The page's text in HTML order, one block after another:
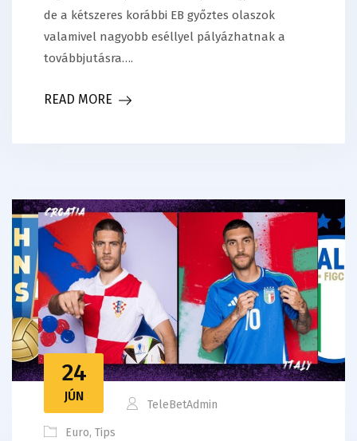
de a kétszeres korábbi EB győztes olaszok
valamivel nagyobb eséllyel pályázhatnak a
továbbjutásra….
READ MORE
24
JÚN
TeleBetAdmin
Euro, Tips